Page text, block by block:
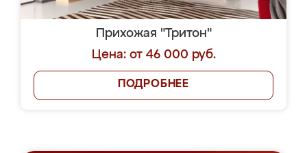
Прихожая "Тритон"
Цена: от 46 000 руб.
ПОДРОБНЕЕ